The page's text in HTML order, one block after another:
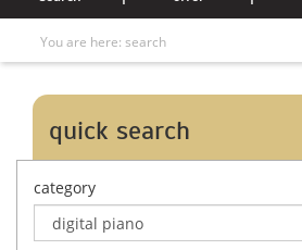
You are here:search
quick search
category